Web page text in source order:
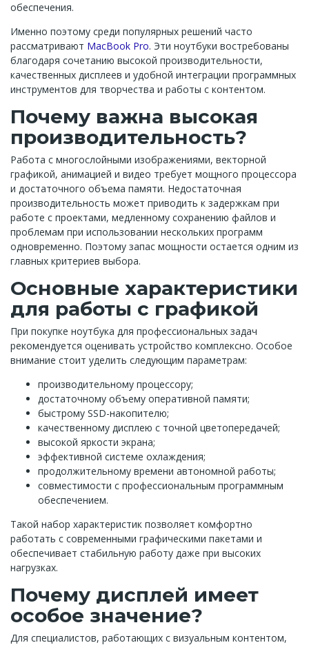
обеспечения.
Именно поэтому среди популярных решений часто
рассматривают MacBook Pro. Эти ноутбуки востребованы
благодаря сочетанию высокой производительности,
качественных дисплеев и удобной интеграции программных
инструментов для творчества и работы с контентом.
Почему важна высокая
производительность?
Работа с многослойными изображениями, векторной
графикой, анимацией и видео требует мощного процессора
и достаточного объема памяти. Недостаточная
производительность может приводить к задержкам при
работе с проектами, медленному сохранению файлов и
проблемам при использовании нескольких программ
одновременно. Поэтому запас мощности остается одним из
главных критериев выбора.
Основные характеристики
для работы с графикой
При покупке ноутбука для профессиональных задач
рекомендуется оценивать устройство комплексно. Особое
внимание стоит уделить следующим параметрам:
производительному процессору;
достаточному объему оперативной памяти;
быстрому SSD-накопителю;
качественному дисплею с точной цветопередачей;
высокой яркости экрана;
эффективной системе охлаждения;
продолжительному времени автономной работы;
совместимости с профессиональным программным
обеспечением.
Такой набор характеристик позволяет комфортно
работать с современными графическими пакетами и
обеспечивает стабильную работу даже при высоких
нагрузках.
Почему дисплей имеет
особое значение?
Для специалистов, работающих с визуальным контентом,